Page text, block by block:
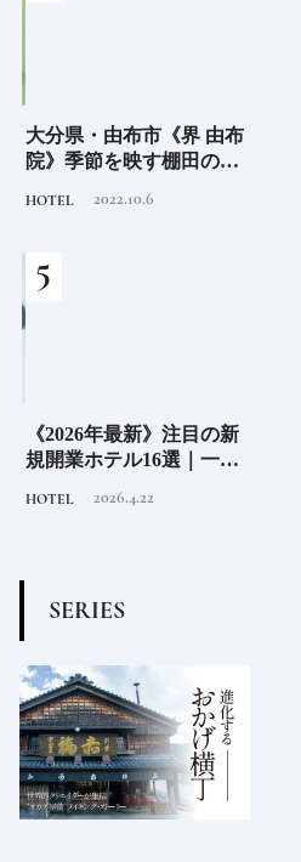
大分県・由布市《界 由布
院》季節を映す棚田の景
宿
HOTEL 2022.10.6
《2026年最新》注目の新
規開業ホテル16選｜一度
グジュアリーホテル
HOTEL 2026.4.22
SERIES